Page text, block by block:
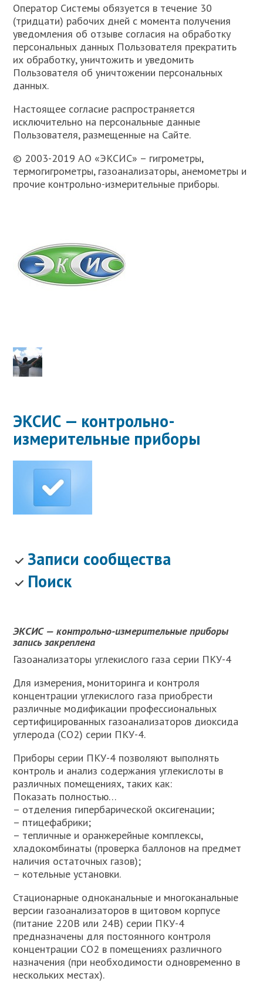
Оператор Системы обязуется в течение 30
(тридцати) рабочих дней с момента получения
уведомления об отзыве согласия на обработку
персональных данных Пользователя прекратить
их обработку, уничтожить и уведомить
Пользователя об уничтожении персональных
данных.
Настоящее согласие распространяется
исключительно на персональные данные
Пользователя, размещенные на Сайте.
© 2003-2019 АО «ЭКСИС» – гигрометры,
термогигрометры, газоанализаторы, анемометры и
прочие контрольно-измерительные приборы.
ЭКСИС — контрольно-
измерительные приборы
Записи сообщества
Поиск
ЭКСИС — контрольно-измерительные приборы
запись закреплена
Газоанализаторы углекислого газа серии ПКУ-4
Для измерения, мониторинга и контроля
концентрации углекислого газа приобрести
различные модификации профессиональных
сертифицированных газоанализаторов диоксида
углерода (СО2) серии ПКУ-4.
Приборы серии ПКУ-4 позволяют выполнять
контроль и анализ содержания углекислоты в
различных помещениях, таких как:
Показать полностью…
– отделения гипербарической оксигенации;
– птицефабрики;
– тепличные и оранжерейные комплексы,
хладокомбинаты (проверка баллонов на предмет
наличия остаточных газов);
– котельные установки.
Стационарные одноканальные и многоканальные
версии газоанализаторов в щитовом корпусе
(питание 220В или 24В) серии ПКУ-4
предназначены для постоянного контроля
концентрации СО2 в помещениях различного
назначения (при необходимости одновременно в
нескольких местах).